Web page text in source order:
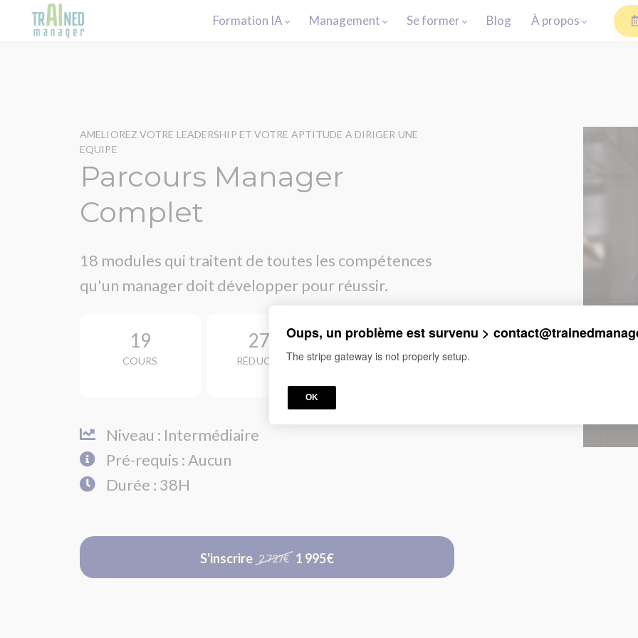
Formation IA Management Se former Blog À propos
AMELIOREZ VOTRE LEADERSHIP ET VOTRE APTITUDE A DIRIGER UNE
EQUIPE
Parcours Manager
Complet
18 modules qui traitent de toutes les compétences
qu'un manager doit développer pour réussir.
19
COURS
27%
RÉDUCTION
732€
VOUS
Niveau : Intermédiaire
Pré-requis : Aucun
Durée : 38H
S'inscrire 2 727€ 1 995€
Oups, un problème est survenu >
The stripe gateway is not properly setup.
OK